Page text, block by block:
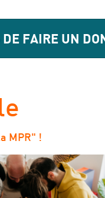
FAIRE UN
MPR" !